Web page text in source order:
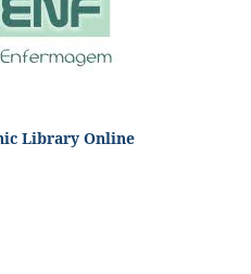
Library Online